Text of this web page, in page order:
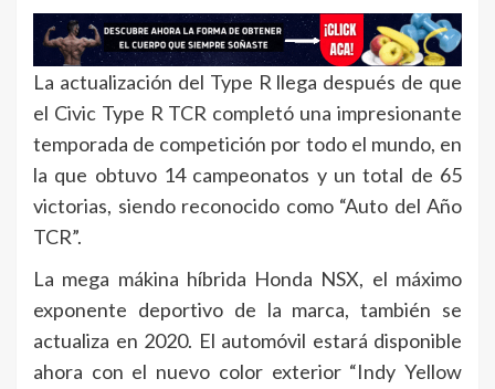
La actualización del Type R llega después de que
el Civic Type R TCR completó una impresionante
temporada de competición por todo el mundo, en
la que obtuvo 14 campeonatos y un total de 65
victorias, siendo reconocido como “Auto del Año
TCR”.
La mega mákina híbrida Honda NSX, el máximo
exponente deportivo de la marca, también se
actualiza en 2020. El automóvil estará disponible
ahora con el nuevo color exterior “Indy Yellow